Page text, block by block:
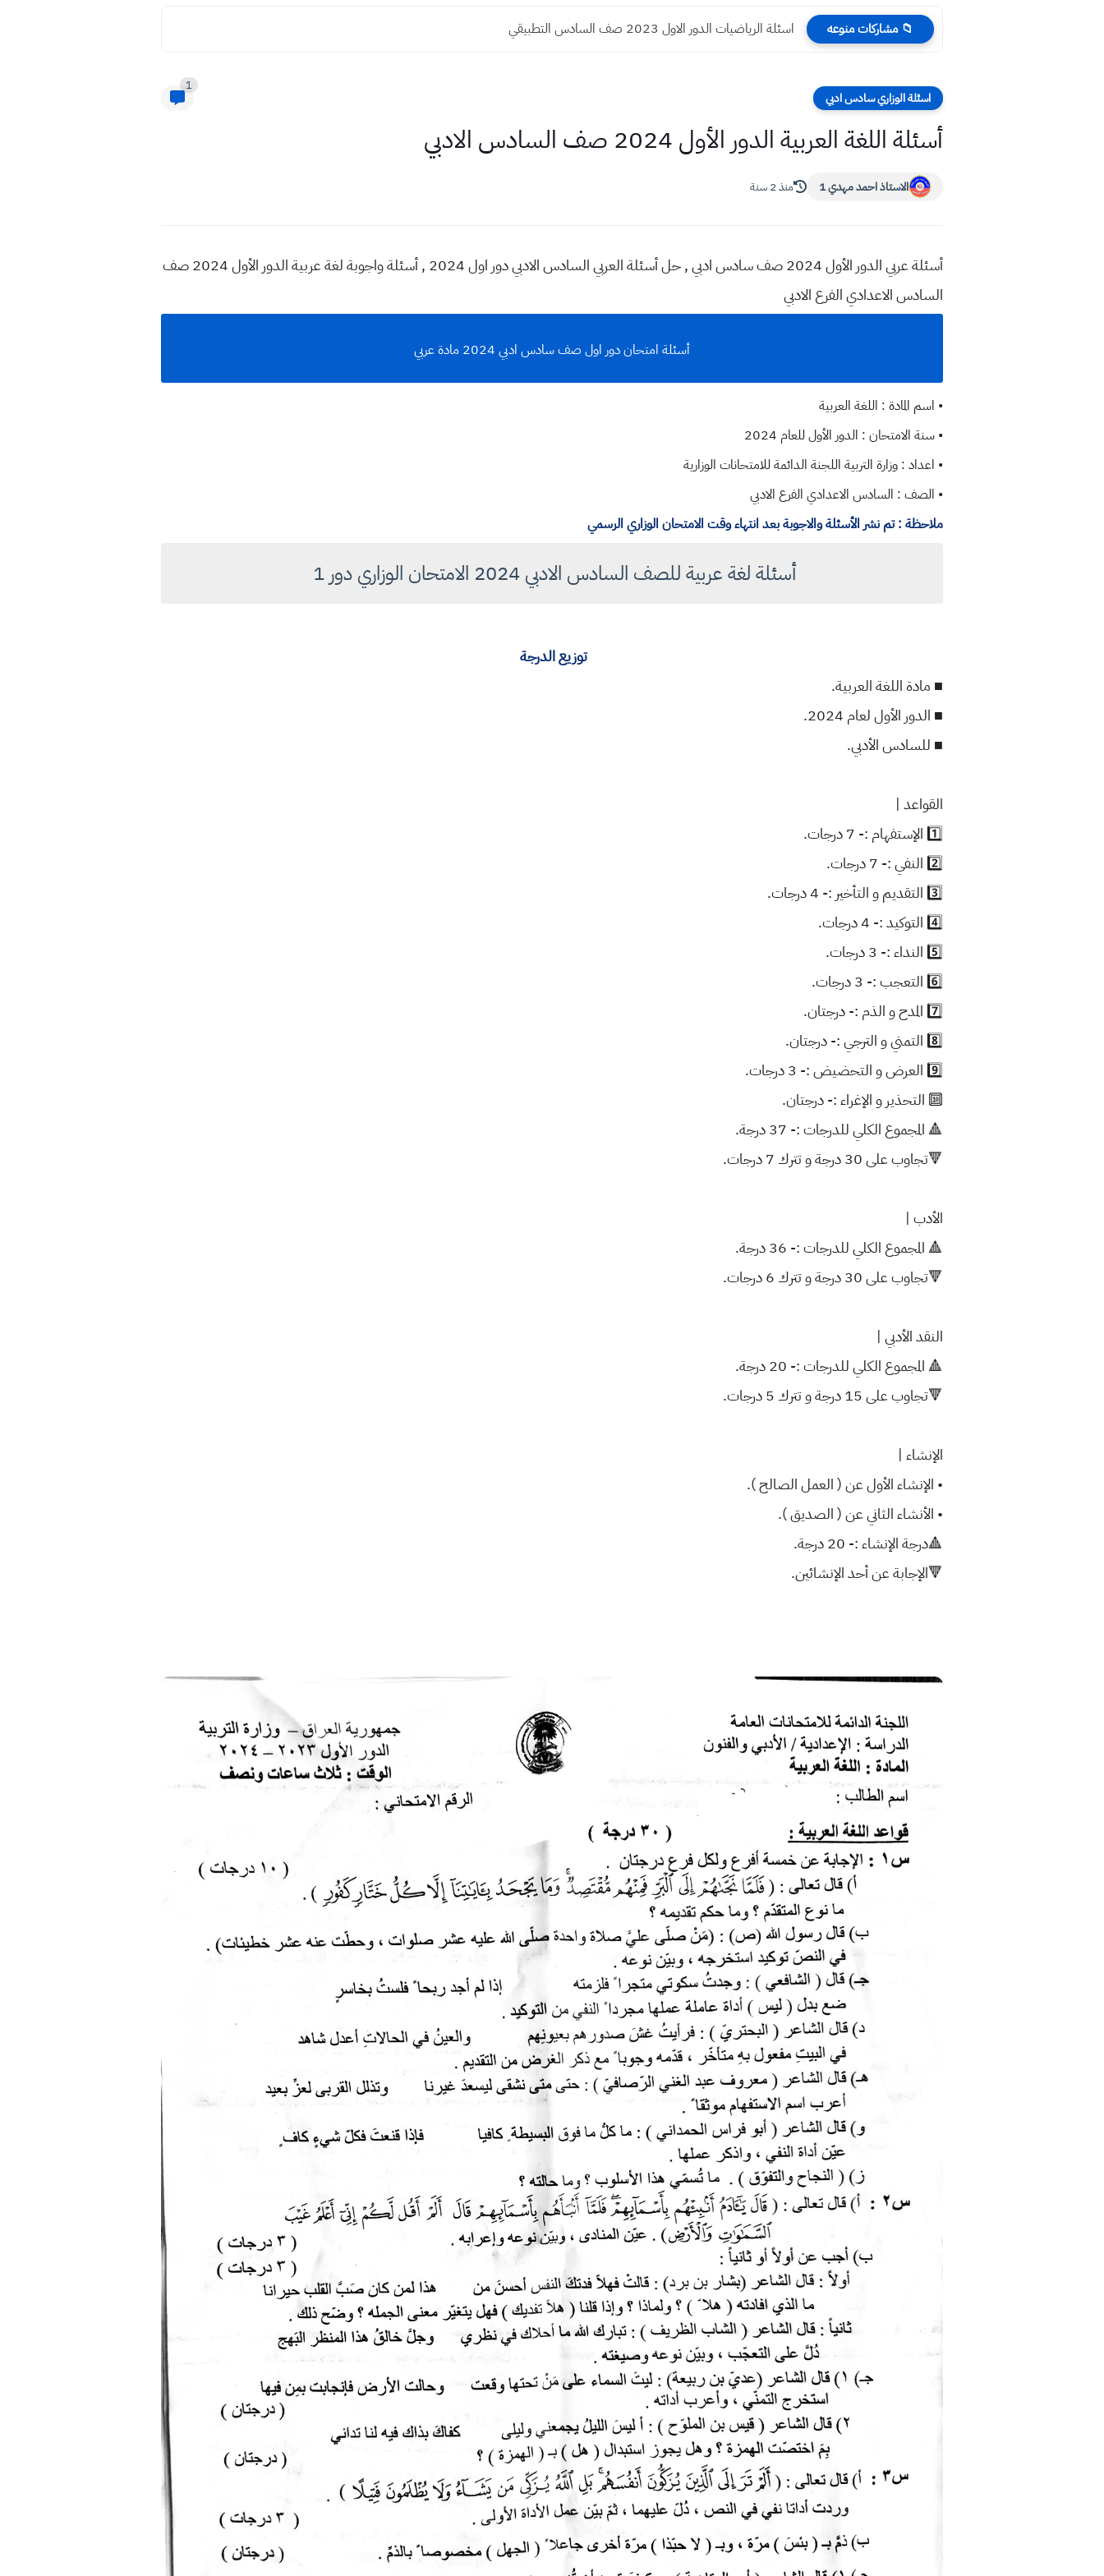
📁 مشاركات منوعه اسئلة الرياضيات الدور الاول 2023 صف السادس التطبيقي
اسئلة الوزاري سادس ادبي
1
أسئلة اللغة العربية الدور الأول 2024 صف السادس الادبي
الاستاذ احمد مهدي 1 منذ 2 سنة
أسئلة عربي الدور الأول 2024 صف سادس ادبي , حل أسئلة العربي السادس الادبي دور اول 2024 , أسئلة واجوبة لغة عربية الدور الأول 2024 صف
السادس الاعدادي الفرع الادبي
أسئلة امتحان دور اول صف سادس ادبي 2024 مادة عربي
• اسم المادة : اللغة العربية
• سنة الامتحان : الدور الأول للعام 2024
• اعداد : وزارة التربية اللجنة الدائمة للامتحانات الوزارية
• الصف : السادس الاعدادي الفرع الادبي
ملاحظة : تم نشر الأسئلة والاجوبة بعد انتهاء وقت الامتحان الوزاري الرسمي
أسئلة لغة عربية للصف السادس الادبي 2024 الامتحان الوزاري دور 1
توزيع الدرجة
■ مادة اللغة العربية.
■ الدور الأول لعام 2024.
■ للسادس الأدبي.
القواعد |
1️⃣ الإستفهام :- 7 درجات.
2️⃣ النفي :- 7 درجات.
3️⃣ التقديم و التأخير :- 4 درجات.
4️⃣ التوكيد :- 4 درجات.
5️⃣ النداء :- 3 درجات.
6️⃣ التعجب :- 3 درجات.
7️⃣ المدح و الذم :- درجتان.
8️⃣ التمني و الترجي :- درجتان.
9️⃣ العرض و التحضيض :- 3 درجات.
🔟 التحذير و الإغراء :- درجتان.
🔺 المجموع الكلي للدرجات :- 37 درجة.
🔻تجاوب على 30 درجة و تترك 7 درجات.
الأدب |
🔺 المجموع الكلي للدرجات :- 36 درجة.
🔻تجاوب على 30 درجة و تترك 6 درجات.
النقد الأدبي |
🔺 المجموع الكلي للدرجات :- 20 درجة.
🔻تجاوب على 15 درجة و تترك 5 درجات.
الإنشاء |
• الإنشاء الأول عن ( العمل الصالح ).
• الأنشاء الثاني عن ( الصديق ).
🔺درجة الإنشاء :- 20 درجة.
🔻الإجابة عن أحد الإنشائين.